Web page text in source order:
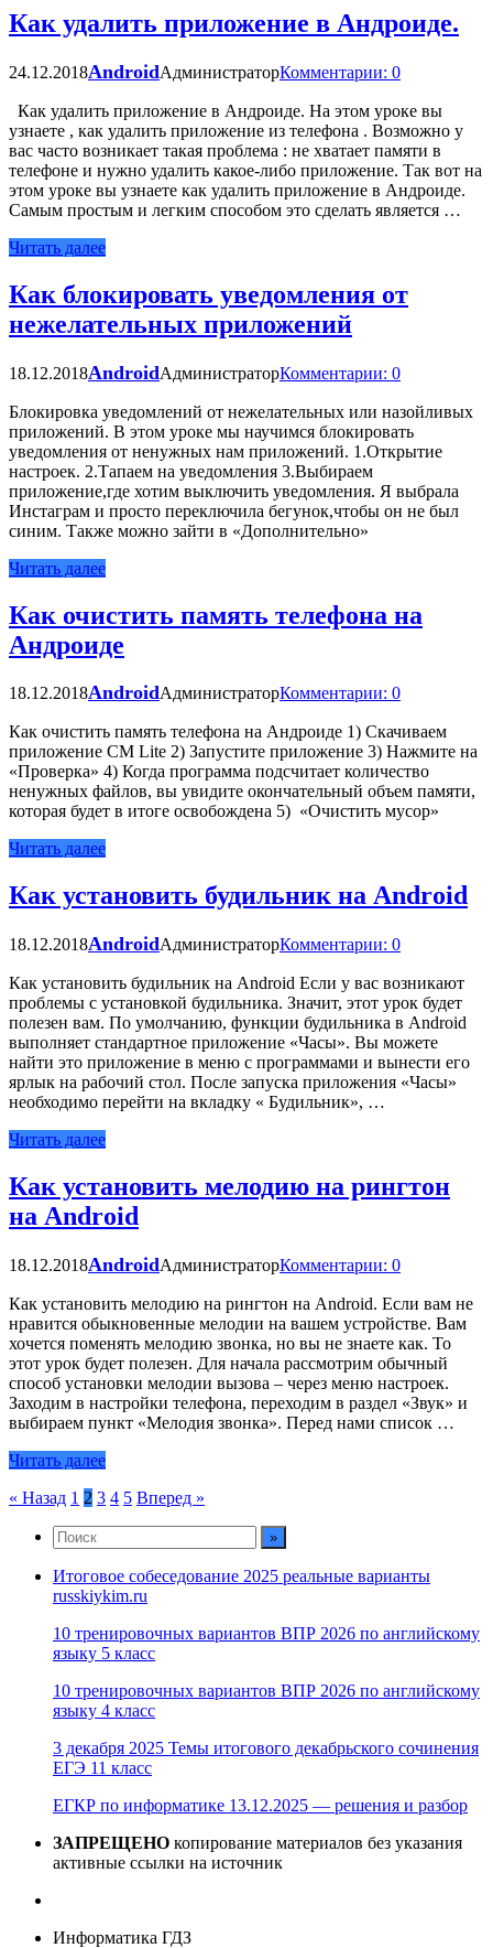
Как удалить приложение в Андроиде.
24.12.2018AndroidАдминистраторКомментарии: 0
Как удалить приложение в Андроиде. На этом уроке вы
узнаете , как удалить приложение из телефона . Возможно у
вас часто возникает такая проблема : не хватает памяти в
телефоне и нужно удалить какое-либо приложение. Так вот на
этом уроке вы узнаете как удалить приложение в Андроиде.
Самым простым и легким способом это сделать является …
Читать далее
Как блокировать уведомления от
нежелательных приложений
18.12.2018AndroidАдминистраторКомментарии: 0
Блокировка уведомлений от нежелательных или назойливых
приложений. В этом уроке мы научимся блокировать
уведомления от ненужных нам приложений. 1.Открытие
настроек. 2.Тапаем на уведомления 3.Выбираем
приложение,где хотим выключить уведомления. Я выбрала
Инстаграм и просто переключила бегунок,чтобы он не был
синим. Также можно зайти в «Дополнительно»
Читать далее
Как очистить память телефона на
Андроиде
18.12.2018AndroidАдминистраторКомментарии: 0
Как очистить память телефона на Андроиде 1) Скачиваем
приложение CM Lite 2) Запустите приложение 3) Нажмите на
«Проверка» 4) Когда программа подсчитает количество
ненужных файлов, вы увидите окончательный объем памяти,
которая будет в итоге освобождена 5) «Очистить мусор»
Читать далее
Как установить будильник на Android
18.12.2018AndroidАдминистраторКомментарии: 0
Как установить будильник на Android Если у вас возникают
проблемы с установкой будильника. Значит, этот урок будет
полезен вам. По умолчанию, функции будильника в Android
выполняет стандартное приложение «Часы». Вы можете
найти это приложение в меню с программами и вынести его
ярлык на рабочий стол. После запуска приложения «Часы»
необходимо перейти на вкладку « Будильник», …
Читать далее
Как установить мелодию на рингтон
на Android
18.12.2018AndroidАдминистраторКомментарии: 0
Как установить мелодию на рингтон на Android. Если вам не
нравится обыкновенные мелодии на вашем устройстве. Вам
хочется поменять мелодию звонка, но вы не знаете как. То
этот урок будет полезен. Для начала рассмотрим обычный
способ установки мелодии вызова – через меню настроек.
Заходим в настройки телефона, переходим в раздел «Звук» и
выбираем пункт «Мелодия звонка». Перед нами список …
Читать далее
Пагинация
записей
« Назад 1 2 3 4 5 Вперед »
Итоговое собеседование 2025 реальные варианты
russkiykim.ru
10 тренировочных вариантов ВПР 2026 по английскому
языку 5 класс
10 тренировочных вариантов ВПР 2026 по английскому
языку 4 класс
3 декабря 2025 Темы итогового декабрьского сочинения
ЕГЭ 11 класс
ЕГКР по информатике 13.12.2025 — решения и разбор
ЗАПРЕЩЕНО копирование материалов без указания
активные ссылки на источник
Информатика ГДЗ